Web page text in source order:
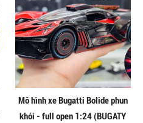
Mô hình xe Bugatti Bolide phun
khói - full open 1:24 (BUGATY